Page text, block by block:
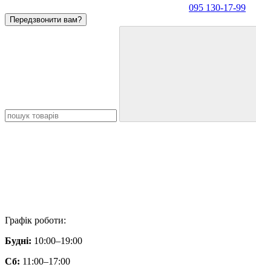
095 130-17-99
Передзвонити вам?
Графік роботи:
Будні: 10:00–19:00
Сб: 11:00–17:00